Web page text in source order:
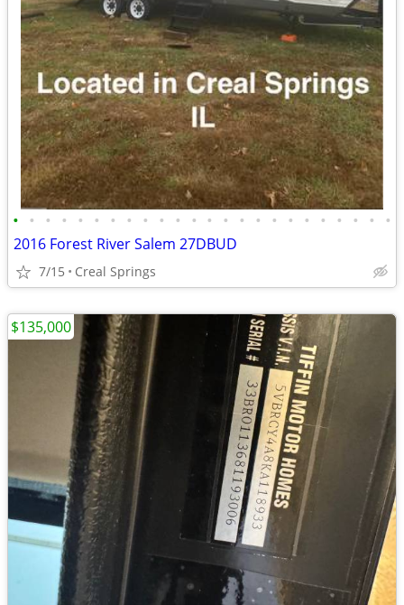
• • • • • • • • • • • • • • • • • • • • • • • •
2016 Forest River Salem 27DBUD
7/15 Creal Springs
$135,000